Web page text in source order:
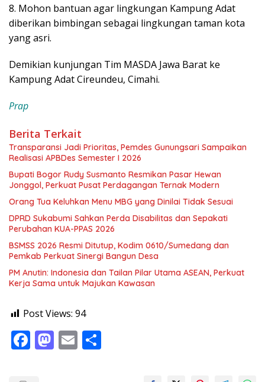
8. Mohon bantuan agar lingkungan Kampung Adat
diberikan bimbingan sebagai lingkungan taman kota
yang asri.
Demikian kunjungan Tim MASDA Jawa Barat ke
Kampung Adat Cireundeu, Cimahi.
Prap
Berita Terkait
Transparansi Jadi Prioritas, Pemdes Gunungsari Sampaikan
Realisasi APBDes Semester I 2026
Bupati Bogor Rudy Susmanto Resmikan Pasar Hewan
Jonggol, Perkuat Pusat Perdagangan Ternak Modern
Orang Tua Keluhkan Menu MBG yang Dinilai Tidak Sesuai
DPRD Sukabumi Sahkan Perda Disabilitas dan Sepakati
Perubahan KUA-PPAS 2026
BSMSS 2026 Resmi Ditutup, Kodim 0610/Sumedang dan
Pemkab Perkuat Sinergi Bangun Desa
PM Anutin: Indonesia dan Tailan Pilar Utama ASEAN, Perkuat
Kerja Sama untuk Majukan Kawasan
Post Views: 94
F M E